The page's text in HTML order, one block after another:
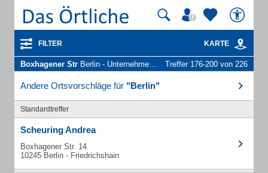
FILTER KARTE
Boxhagener Str Berlin - Unternehmen und Personen Treffer 176-200 von 226
Andere Ortsvorschläge für "Berlin"
Standardtreffer
Scheuring Andrea
Boxhagener Str. 14
10245 Berlin - Friedrichshain